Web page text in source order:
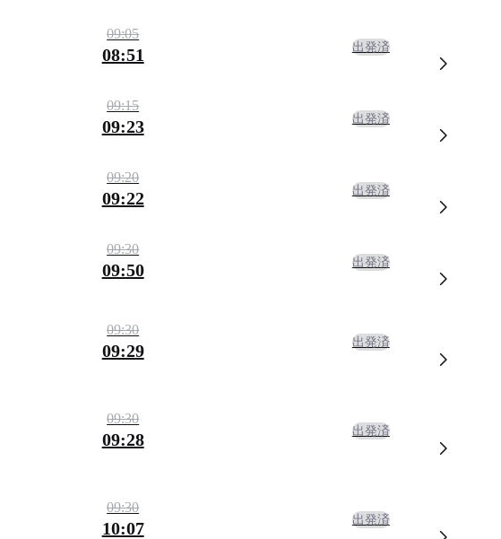
09:05
08:51 出発済
09:15
09:23 出発済
09:20
09:22 出発済
09:30
09:50 出発済
09:30
09:29 出発済
09:30
09:28 出発済
09:30
10:07 出発済